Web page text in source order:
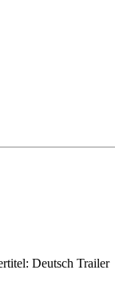
Deutsch Trailer